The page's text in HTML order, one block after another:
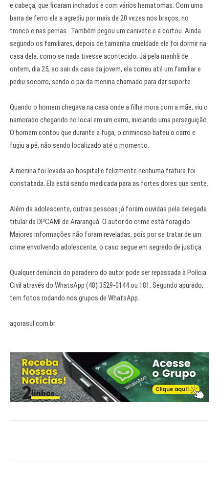
e cabeça, que ficaram inchados e com vários hematomas. Com uma
barra de ferro ele a agrediu por mais de 20 vezes nos braços, no
tronco e nas pernas. Também pegou um canivete e a cortou. Ainda
segundo os familiares, depois de tamanha crueldade ele foi dormir na
casa dela, como se nada tivesse acontecido. Já pela manhã de
ontem, dia 25, ao sair da casa da jovem, ela correu até um familiar e
pediu socorro, sendo o pai da menina chamado para dar suporte.
Quando o homem chegava na casa onde a filha mora com a mãe, viu o
namorado chegando no local em um carro, iniciando uma perseguição.
O homem contou que durante a fuga, o criminoso bateu o carro e
fugiu a pé, não sendo localizado até o momento.
A menina foi levada ao hospital e felizmente nenhuma fratura foi
constatada. Ela está sendo medicada para as fortes dores que sente.
Além da adolescente, outras pessoas já foram ouvidas pela delegada
titular da DPCAMI de Araranguá. O autor do crime está foragido.
Maiores informações não foram reveladas, pois por se tratar de um
crime envolvendo adolescente, o caso segue em segredo de justiça.
Qualquer denúncia do paradeiro do autor pode ser repassada à Polícia
Civil através do WhatsApp (48) 3529-0144 ou 181. Segundo apurado,
tem fotos rodando nos grupos de WhatsApp.
agorasul.com.br